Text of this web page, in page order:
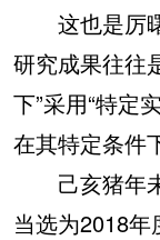
这也是厉曙
研究成果往往
下”采用“特定
在其特定条件
己亥猪年未
当选为2018